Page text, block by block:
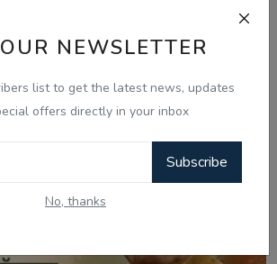
NEWSLETTER
list to get the latest news, updates
offers directly in your inbox
Subscribe
No, thanks